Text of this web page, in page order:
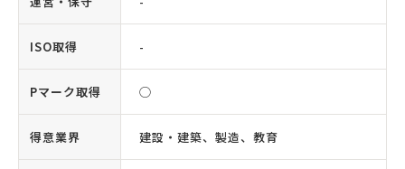
ISO取得 -
Pマーク取得 ◯
得意業界 建設・建築、製造、教育